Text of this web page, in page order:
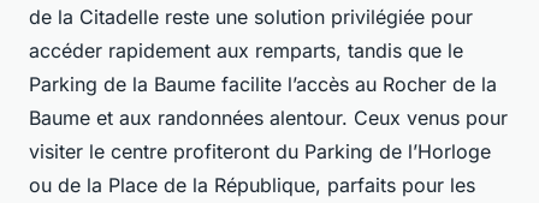
de la Citadelle reste une solution privilégiée pour
accéder rapidement aux remparts, tandis que le
Parking de la Baume facilite l’accès au Rocher de la
Baume et aux randonnées alentour. Ceux venus pour
visiter le centre profiteront du Parking de l’Horloge
ou de la Place de la République, parfaits pour les